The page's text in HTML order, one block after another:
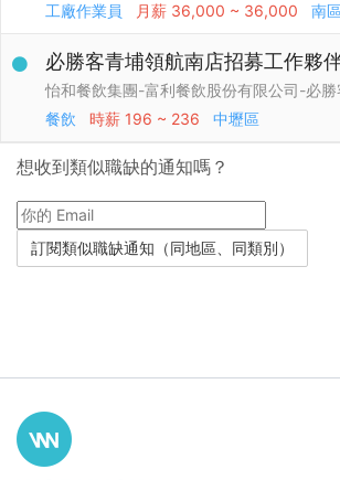
工廠作業員
月薪 36,000 ~ 36,000 南
必勝客青埔領航南店招募工作夥
怡和餐飲集團-富利餐飲股份有限公司-必
餐飲
時薪 196 ~ 236 中壢區
想收到類似職缺的通知嗎？